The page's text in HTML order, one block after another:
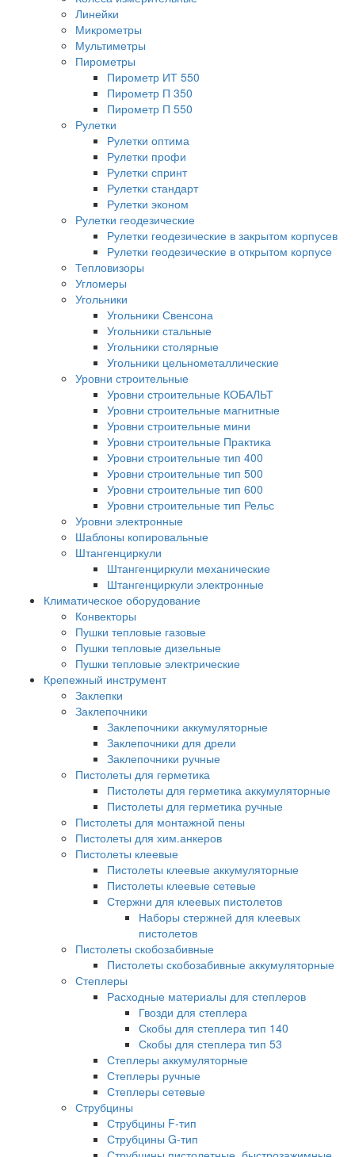
Линейки
Микрометры
Мультиметры
Пирометры
Пирометр ИТ 550
Пирометр П 350
Пирометр П 550
Рулетки
Рулетки оптима
Рулетки профи
Рулетки спринт
Рулетки стандарт
Рулетки эконом
Рулетки геодезические
Рулетки геодезические в закрытом корпусев
Рулетки геодезические в открытом корпусе
Тепловизоры
Угломеры
Угольники
Угольники Свенсона
Угольники стальные
Угольники столярные
Угольники цельнометаллические
Уровни строительные
Уровни строительные КОБАЛЬТ
Уровни строительные магнитные
Уровни строительные мини
Уровни строительные Практика
Уровни строительные тип 400
Уровни строительные тип 500
Уровни строительные тип 600
Уровни строительные тип Рельс
Уровни электронные
Шаблоны копировальные
Штангенциркули
Штангенциркули механические
Штангенциркули электронные
Климатическое оборудование
Конвекторы
Пушки тепловые газовые
Пушки тепловые дизельные
Пушки тепловые электрические
Крепежный инструмент
Заклепки
Заклепочники
Заклепочники аккумуляторные
Заклепочники для дрели
Заклепочники ручные
Пистолеты для герметика
Пистолеты для герметика аккумуляторные
Пистолеты для герметика ручные
Пистолеты для монтажной пены
Пистолеты для хим.анкеров
Пистолеты клеевые
Пистолеты клеевые аккумуляторные
Пистолеты клеевые сетевые
Стержни для клеевых пистолетов
Наборы стержней для клеевых
пистолетов
Пистолеты скобозабивные
Пистолеты скобозабивные аккумуляторные
Степлеры
Расходные материалы для степлеров
Гвозди для степлера
Скобы для степлера тип 140
Скобы для степлера тип 53
Степлеры аккумуляторные
Степлеры ручные
Степлеры сетевые
Струбцины
Струбцины F-тип
Струбцины G-тип